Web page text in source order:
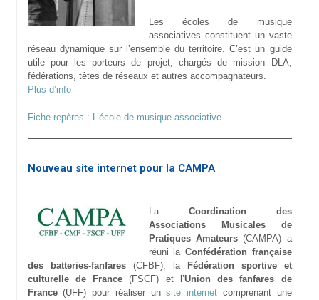
Les écoles de musique
associatives constituent un vaste
réseau dynamique sur l’ensemble du territoire. C’est un guide
utile pour les porteurs de projet, chargés de mission DLA,
fédérations, têtes de réseaux et autres accompagnateurs.
Plus d’info
Fiche-repères : L’école de musique associative
Nouveau site internet pour la CAMPA
La Coordination des
Associations Musicales de
Pratiques Amateurs(CAMPA) a
réuni la Confédération française
des batteries-fanfares(CFBF), la
Fédération sportive et
culturelle de France (FSCF) et l’Union des fanfares de
France(UFF) pour réaliser unsite internet comprenant une